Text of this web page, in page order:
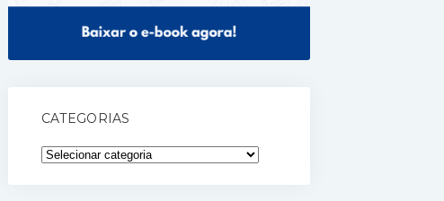
CATEGORIAS
Categorias